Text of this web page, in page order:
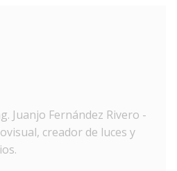
Juanjo Fernández Rivero -
creador de luces y